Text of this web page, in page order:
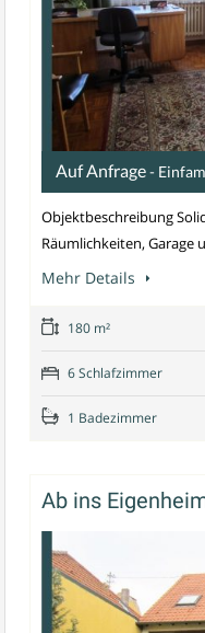
Auf Anfrage-
Objektbeschreibung
Räumlichkeiten, Garage
Mehr Details
180 m²
6 Schlafzimmer
1 Badezimmer
Ab ins